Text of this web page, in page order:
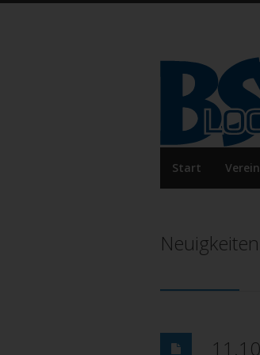
Start Verein
Neuigkeiten